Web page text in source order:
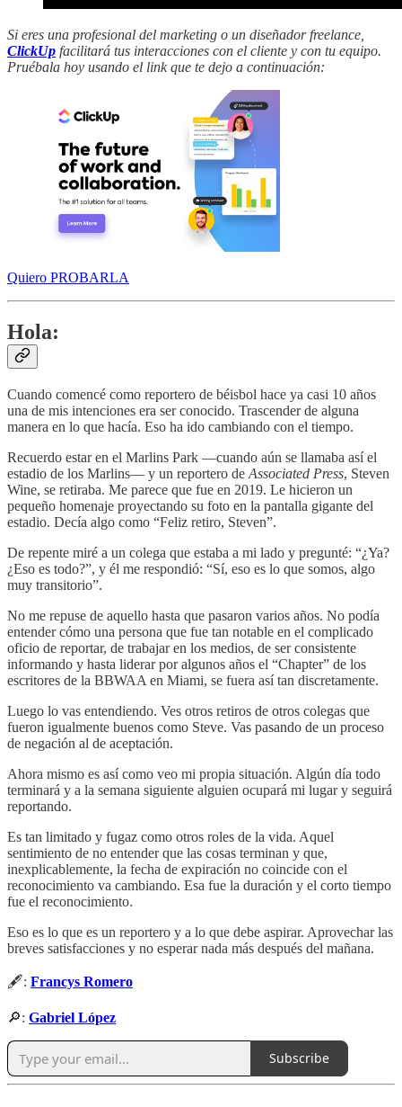
Si eres una profesional del marketing o un diseñador freelance,
ClickUp facilitará tus interacciones con el cliente y con tu equipo.
Pruébala hoy usando el link que te dejo a continuación:
Quiero PROBARLA
Hola:
Cuando comencé como reportero de béisbol hace ya casi 10 años
una de mis intenciones era ser conocido. Trascender de alguna
manera en lo que hacía. Eso ha ido cambiando con el tiempo.
Recuerdo estar en el Marlins Park —cuando aún se llamaba así el
estadio de los Marlins— y un reportero de Associated Press, Steven
Wine, se retiraba. Me parece que fue en 2019. Le hicieron un
pequeño homenaje proyectando su foto en la pantalla gigante del
estadio. Decía algo como “Feliz retiro, Steven”.
De repente miré a un colega que estaba a mi lado y pregunté: “¿Ya?
¿Eso es todo?”, y él me respondió: “Sí, eso es lo que somos, algo
muy transitorio”.
No me repuse de aquello hasta que pasaron varios años. No podía
entender cómo una persona que fue tan notable en el complicado
oficio de reportar, de trabajar en los medios, de ser consistente
informando y hasta liderar por algunos años el “Chapter” de los
escritores de la BBWAA en Miami, se fuera así tan discretamente.
Luego lo vas entendiendo. Ves otros retiros de otros colegas que
fueron igualmente buenos como Steve. Vas pasando de un proceso
de negación al de aceptación.
Ahora mismo es así como veo mi propia situación. Algún día todo
terminará y a la semana siguiente alguien ocupará mi lugar y seguirá
reportando.
Es tan limitado y fugaz como otros roles de la vida. Aquel
sentimiento de no entender que las cosas terminan y que,
inexplicablemente, la fecha de expiración no coincide con el
reconocimiento va cambiando. Esa fue la duración y el corto tiempo
fue el reconocimiento.
Eso es lo que es un reportero y a lo que debe aspirar. Aprovechar las
breves satisfacciones y no esperar nada más después del mañana.
🖋️: Francys Romero
🔎: Gabriel López
Subscribe